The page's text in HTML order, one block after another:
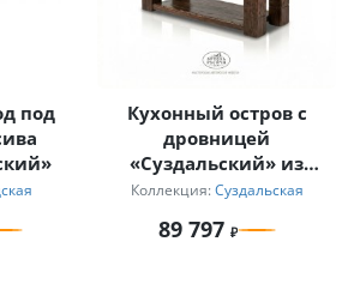
под
Кухонный остров с
дровницей
«Суздальский» из
массива дерева
Коллекция: Суздальская
89 797